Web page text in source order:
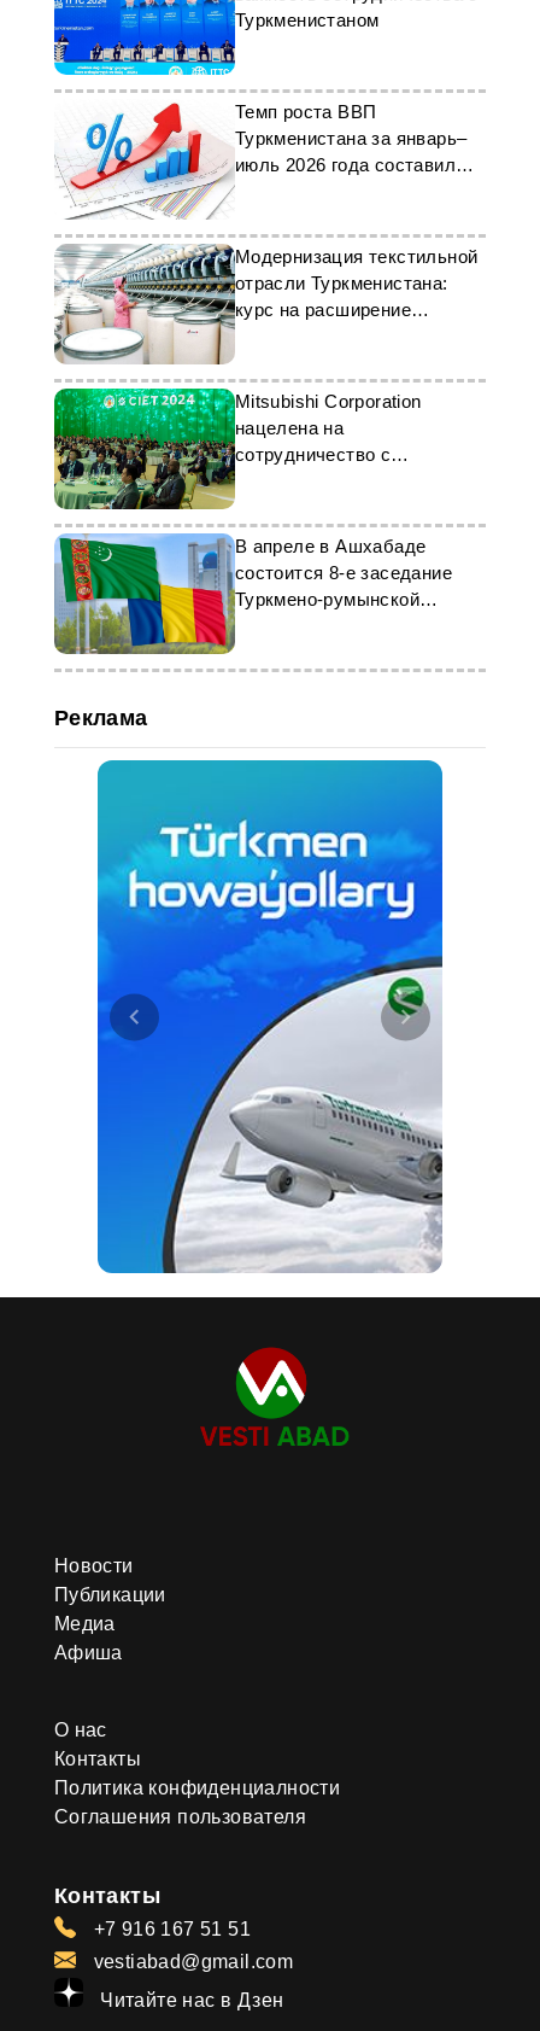
Туркменистаном
Темп роста ВВП
Туркменистана за январь–
июль 2026 года составил
6,3 процента
Модернизация текстильной
отрасли Туркменистана:
курс на расширение
производства
Mitsubishi Corporation
нацелена на
сотрудничество с
Туркменистаном в
энергетике
В апреле в Ашхабаде
состоится 8-е заседание
Туркмено-румынской
комиссии
Реклама
Новости
Публикации
Медиа
Афиша
О нас
Контакты
Политика конфиденциалности
Соглашения пользователя
Контакты
+7 916 167 51 51
vestiabad@gmail.com
Читайте нас в Дзен